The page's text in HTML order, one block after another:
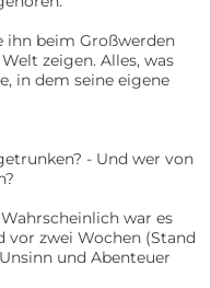
ihn beim Großwerden
zeigen. Alles, was
in dem seine eigene
- Und wer von
war es
vor zwei Wochen (Stand
und Abenteuer